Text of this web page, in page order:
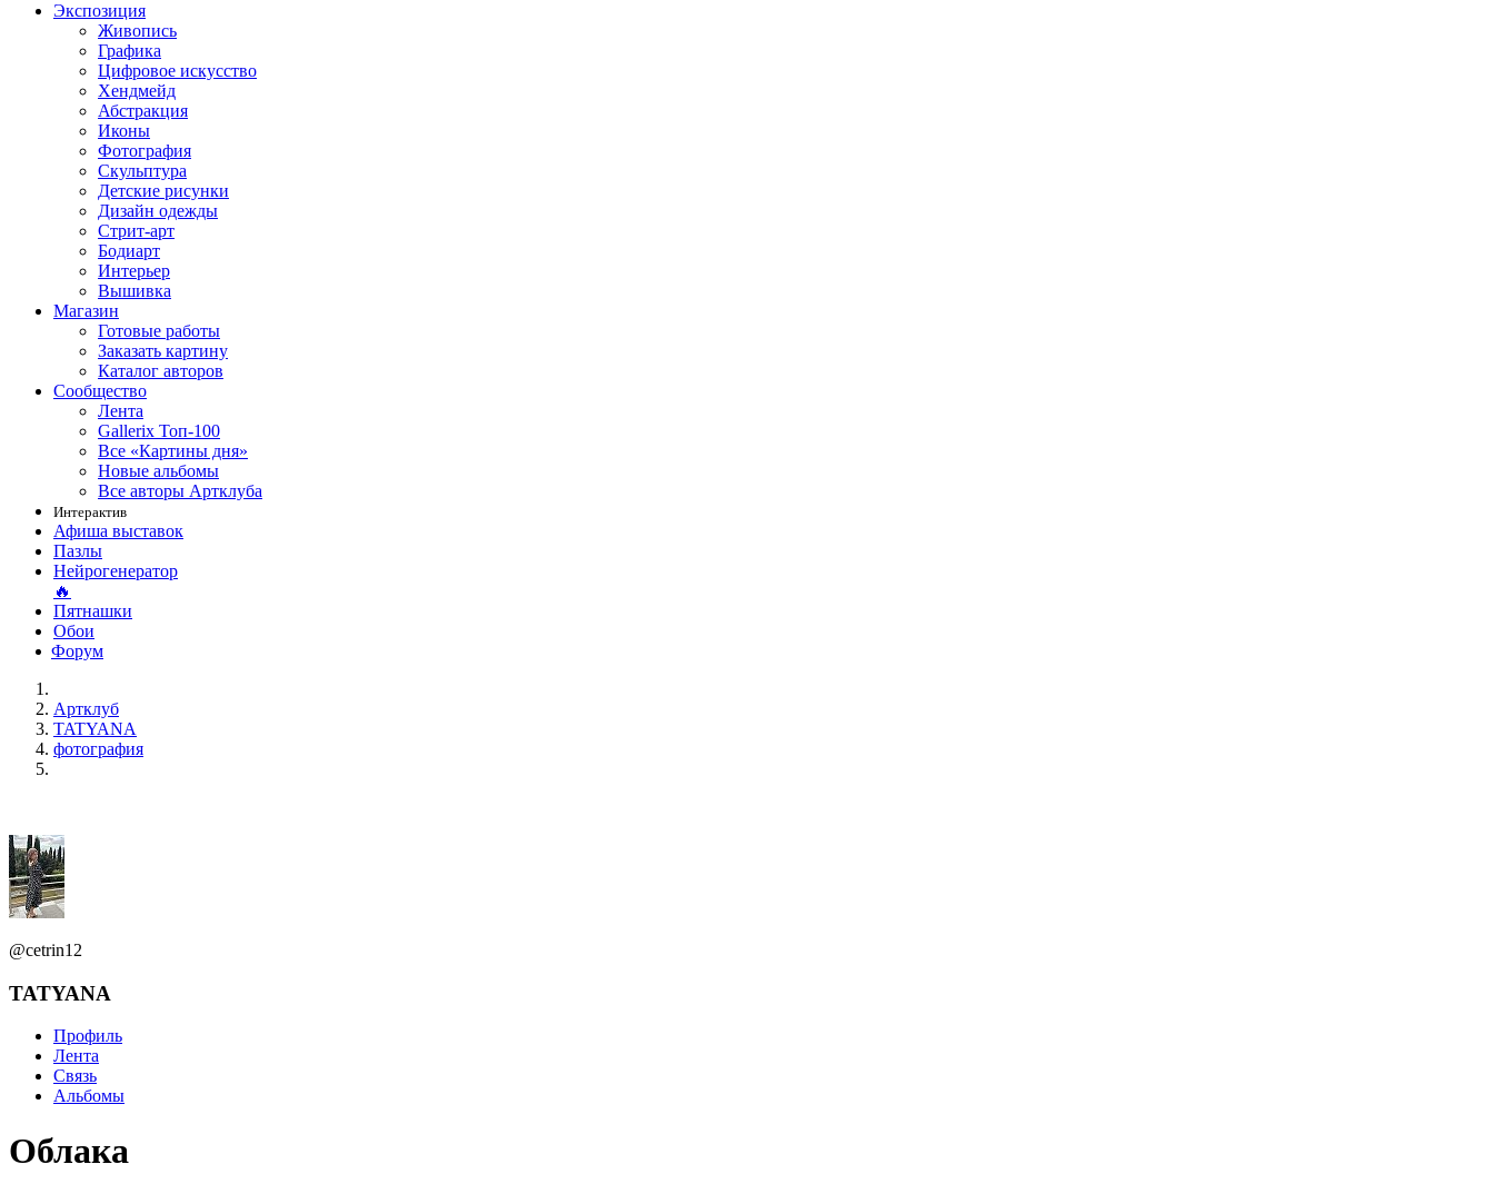
Экспозиция
Живопись
Графика
Цифровое искусство
Хендмейд
Абстракция
Иконы
Фотография
Скульптура
Детские рисунки
Дизайн одежды
Стрит-арт
Бодиарт
Интерьер
Вышивка
Магазин
Готовые работы
Заказать картину
Каталог авторов
Сообщество
Лента
Gallerix Топ-100
Все «Картины дня»
Новые альбомы
Все авторы Артклуба
Интерактив
Афиша выставок
Пазлы
Нейрогенератор
🔥
Пятнашки
Обои
Форум
Артклуб
TATYANA
фотография
@cetrin12
TATYANA
Профиль
Лента
Связь
Альбомы
Облака